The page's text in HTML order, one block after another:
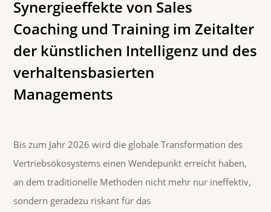
Synergieeffekte von Sales
Coaching und Training im Zeitalter
der künstlichen Intelligenz und des
verhaltensbasierten
Managements
Bis zum Jahr 2026 wird die globale Transformation des
Vertriebsökosystems einen Wendepunkt erreicht haben,
an dem traditionelle Methoden nicht mehr nur ineffektiv,
sondern geradezu riskant für das